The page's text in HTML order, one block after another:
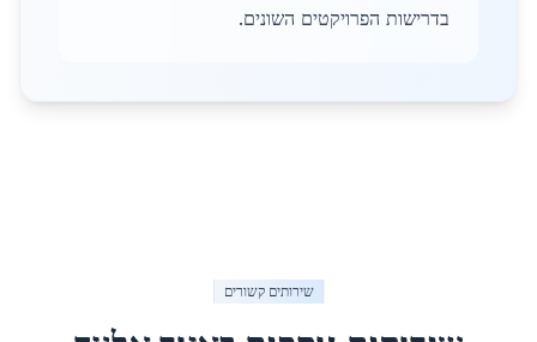
בדרישות הפרויקטים השונים.
שירותים קשורים